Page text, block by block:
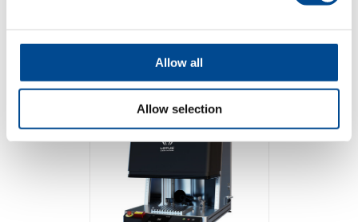
Allow all
Allow selection